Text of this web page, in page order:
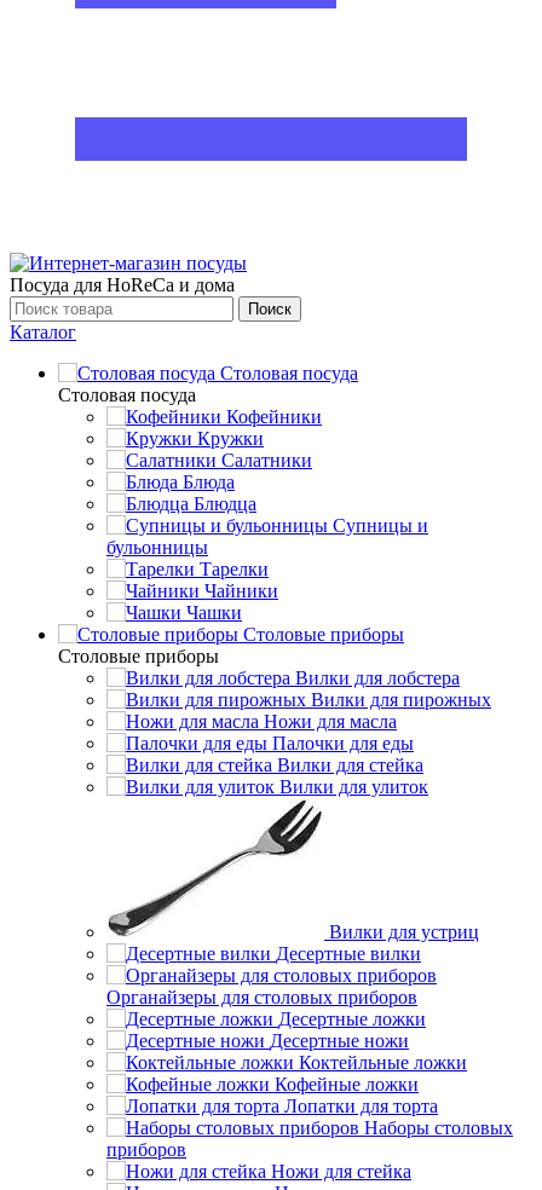
Посуда для HoReCa и дома
Поиск
Каталог
Столовая посуда
Столовая посуда
Кофейники
Кружки
Салатники
Блюда
Блюдца
Супницы и
бульонницы
Тарелки
Чайники
Чашки
Cтоловые приборы
Cтоловые приборы
Вилки для лобстера
Вилки для пирожных
Ножи для масла
Палочки для еды
Вилки для стейка
Вилки для улиток
Вилки для устриц
Десертные вилки
Органайзеры для столовых приборов
Десертные ложки
Десертные ножи
Коктейльные ложки
Кофейные ложки
Лопатки для торта
Наборы столовых
приборов
Ножи для стейка